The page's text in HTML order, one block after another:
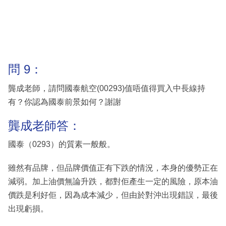
問 9：
龔成老師，請問國泰航空(00293)值唔值得買入中長線持
有？你認為國泰前景如何？謝謝
龔成老師答：
國泰（0293）的質素一般般。
雖然有品牌，但品牌價值正有下跌的情況，本身的優勢正在
減弱。加上油價無論升跌，都對佢產生一定的風險，原本油
價跌是利好佢，因為成本減少，但由於對沖出現錯誤，最後
出現虧損。